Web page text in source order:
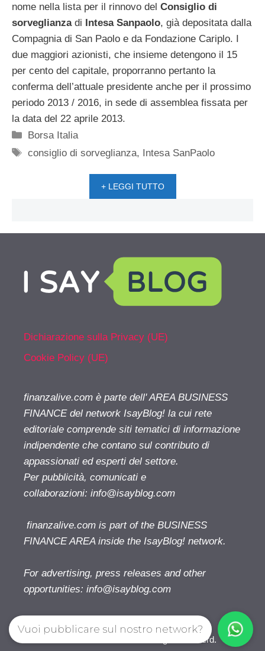
nome nella lista per il rinnovo del Consiglio di
sorveglianzadi Intesa Sanpaolo, già depositata dalla
Compagnia di San Paolo e da Fondazione Cariplo. I
due maggiori azionisti, che insieme detengono il 15
per cento del capitale, proporranno pertanto la
conferma dell’attuale presidente anche per il prossimo
periodo 2013 / 2016, in sede di assemblea fissata per
la data del 22 aprile 2013.
Categorie
Borsa Italia
Tag
consiglio di sorveglianza, Intesa SanPaolo
+ LEGGI TUTTO
Dichiarazione sulla Privacy (UE)
Cookie Policy (UE)
finanzalive.com è parte dell' AREA BUSINESS
FINANCE del network IsayBlog! la cui rete
editoriale comprende siti tematici di informazione
indipendente che contano sul contributo di
appassionati ed esperti del settore.
Per pubblicità, comunicati e
collaborazioni: info@isayblog.com
finanzalive.com is part of the BUSINESS
FINANCE AREA inside the IsayBlog! network.
For advertising, press releases and other
opportunities: info@isayblog.com
Finanzalive.com © 2026. All right reserverd.
Vuoi pubblicare sul nostro network?